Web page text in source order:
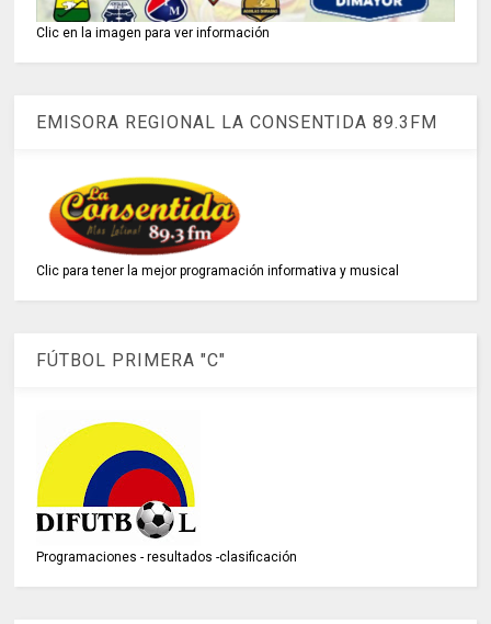
Clic en la imagen para ver información
EMISORA REGIONAL LA CONSENTIDA 89.3FM
Clic para tener la mejor programación informativa y musical
FÚTBOL PRIMERA "C"
Programaciones - resultados -clasificación